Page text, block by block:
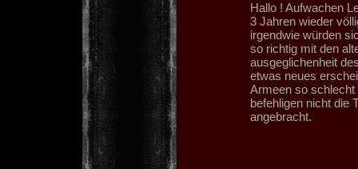
Hallo ! Aufwachen
3 Jahren wieder
irgendwie würden
so richtig mit den
ausgeglichenheit
etwas neues
Armeen so schlecht
befehligen nicht die
angebracht.